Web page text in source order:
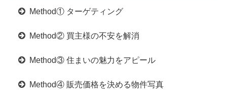
Method① ターゲティング
Method② 買主様の不安を解消
Method③ 住まいの魅力をアピール
Method④ 販売価格を決める物件写真